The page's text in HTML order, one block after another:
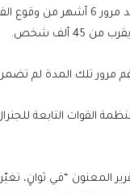
45 ألف شخص.
مرور تلك المدة لم
القوات التابعة
المعنون “في ثوانٍ،